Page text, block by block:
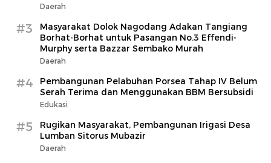
Daerah
#3
Masyarakat Dolok Nagodang Adakan Tangiang
Borhat-Borhat untuk Pasangan No.3 Effendi-
Murphy serta Bazzar Sembako Murah
Daerah
#4
Pembangunan Pelabuhan Porsea Tahap IV Belum
Serah Terima dan Menggunakan BBM Bersubsidi
Edukasi
#5
Rugikan Masyarakat, Pembangunan Irigasi Desa
Lumban Sitorus Mubazir
Daerah